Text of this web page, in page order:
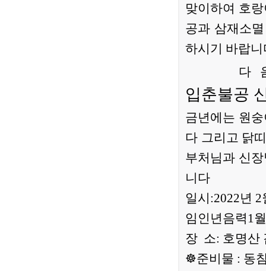
맞이하여 호
공과 삼재소
하시기 바랍니
다
입춘불공
금년에는 원
다 그리고 닭
부처님과 신
니다
일시:2022년
임인년음력1
장 소: 호명산
☸준비물 : 동